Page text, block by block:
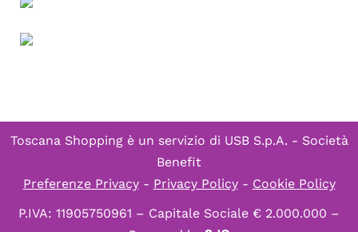
Toscana Shopping è un servizio di USB S.p.A. - Società
Benefit
Preferenze Privacy- Privacy Policy- Cookie Policy
P.IVA: 11905750961 – Capitale Sociale € 2.000.000 –